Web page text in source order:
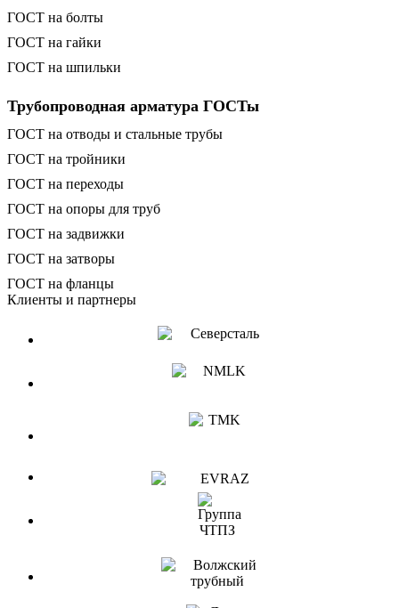
ГОСТ на болты
ГОСТ на гайки
ГОСТ на шпильки
Трубопроводная арматура ГОСТы
ГОСТ на отводы и стальные трубы
ГОСТ на тройники
ГОСТ на переходы
ГОСТ на опоры для труб
ГОСТ на задвижки
ГОСТ на затворы
ГОСТ на фланцы
Клиенты и партнеры